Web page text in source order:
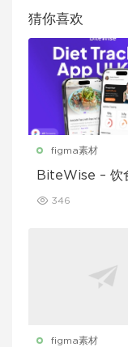
猜你喜欢
figma素材
BiteWise – 饮
346
figma素材